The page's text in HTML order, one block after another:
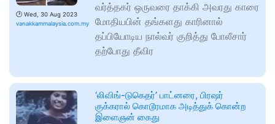
🕑 Wed, 30 Aug 2023
vanakkammalaysia.com.my
வர்த்தகர் ஒருவரை தாக்கி அவரது காரை
மோதியபின் தங்களது காரினால்
தப்பியோடிய நால்வர் குறித்து போலீசார்
தற்போது தீவிர
‘லிவிங்-டுகெதர்’ பாட்னரை, பிரஷர்
குக்கரால் கொடூரமாக அடித்துக் கொன்ற
இளைஞன் கைது